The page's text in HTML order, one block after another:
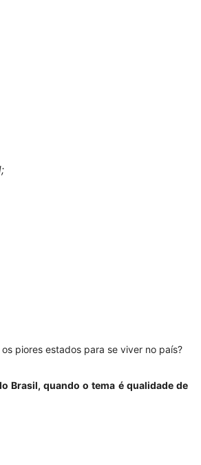
piores estados para se viver no país?
Brasil, quando o tema é qualidade de